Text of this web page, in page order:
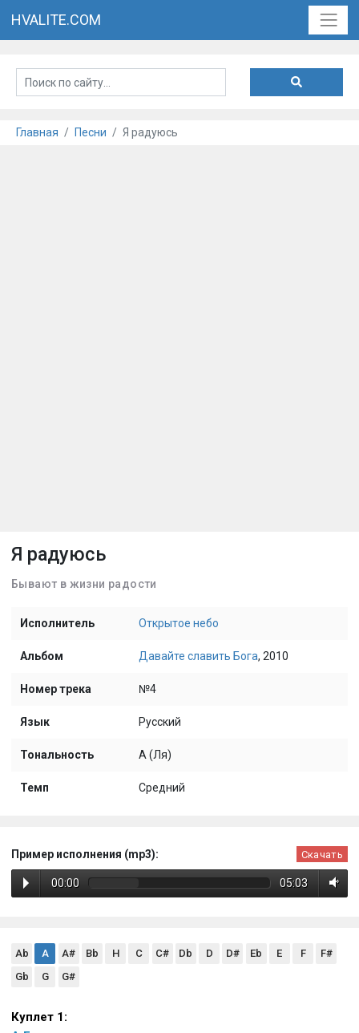
HVALITE.COM
Главная Песни Я радуюсь
Я радуюсь
Бывают в жизни радости
Исполнитель Открытое небо
Альбом Давайте славить Бога, 2010
Номер трека №4
Язык Русский
Тональность A (Ля)
Темп Средний
Пример исполнения (mp3): Скачать
00:00 05:03
Ab A A# Bb H C C# Db D D# Eb E F
F#
Gb
G G#
Куплет 1: